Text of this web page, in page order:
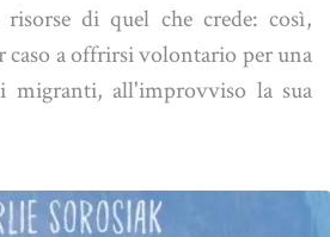
di quel che crede: così,
caso a offrirsi volontario per una
migranti, all'improvviso la sua